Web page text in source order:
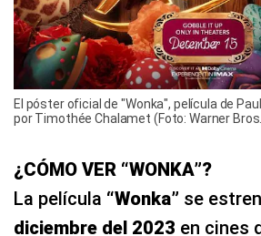
El póster oficial de "Wonka", película de
por Timothée Chalamet (Foto: Warner
¿CÓMO VER “WONKA”?
La película “Wonka” se
diciembre del 2023 en cines